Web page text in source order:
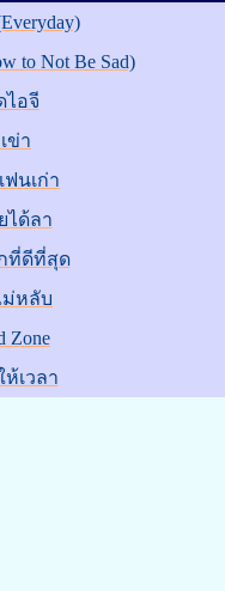
to Not Be Sad)
ไอจี
ข่า
นเก่า
ได้ลา
ที่ดีที่สุด
ม่หลับ
Zone
เวลา